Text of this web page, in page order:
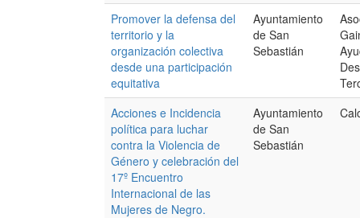
Promover la defensa del
territorio y la
organización colectiva
desde una participación
equitativa
Ayuntamiento
de San
Sebastián
Acciones e Incidencia
política para luchar
contra la Violencia de
Género y celebración del
17º Encuentro
Internacional de las
Mujeres de Negro.
Ayuntamiento
de San
Sebastián